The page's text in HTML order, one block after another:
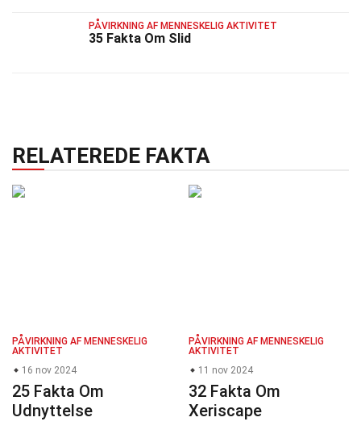
PÅVIRKNING AF MENNESKELIG AKTIVITET
35 Fakta Om Slid
RELATEREDE FAKTA
PÅVIRKNING AF MENNESKELIG
AKTIVITET
16 nov 2024
25 Fakta Om
Udnyttelse
PÅVIRKNING AF MENNESKELIG
AKTIVITET
11 nov 2024
32 Fakta Om
Xeriscape